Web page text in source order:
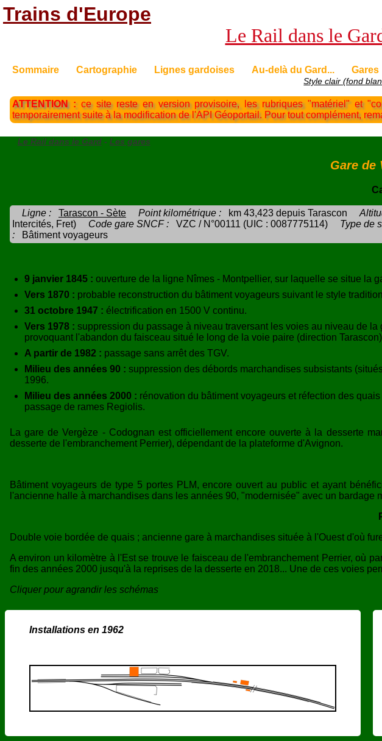
Trains d'Europe
Le Rail dans le
Sommaire Cartographie Lignes gardoises Au-delà du Gard... Gares
Style clair (fond
ATTENTION :ce site reste en version provisoire, les rubriques "matériel" et
temporairement suite à la modification de l'API Géoportail. Pour tout complément,
Le Rail dans le Gard- Les gares
Gare de
Ligne : Tarascon - Sète Point kilométrique : km 43,423 depuis Tarascon
Intercités, Fret)
Code gare SNCF : VZC / N°00111 (UIC : 0087775114) Type de
:
Bâtiment voyageurs
9 janvier 1845 : ouverture de la ligne Nîmes - Montpellier, sur laquelle se situe la
Vers 1870 : probable reconstruction du bâtiment voyageurs suivant le style
31 octobre 1947 : électrification en 1500 V continu.
Vers 1978 : suppression du passage à niveau traversant les voies au niveau de
provoquant l'abandon du faisceau situé le long de la voie paire (direction
A partir de 1982 : passage sans arrêt des TGV.
Milieu des années 90 : suppression des débords marchandises subsistants
1996.
Milieu des années 2000 : rénovation du bâtiment voyageurs et réfection des
passage de rames Regiolis.
La gare de Vergèze - Codognan est officiellement encore ouverte à la desserte
desserte de l'embranchement Perrier), dépendant de la plateforme d'Avignon.
Bâtiment voyageurs de type 5 portes PLM, encore ouvert au public et ayant
l'ancienne halle à marchandises dans les années 90, "modernisée" avec un bardage
Double voie bordée de quais ; ancienne gare à marchandises située à l'Ouest d'où
A environ un kilomètre à l'Est se trouve le faisceau de l'embranchement Perrier, où
fin des années 2000 jusqu'à la reprises de la desserte en 2018... Une de ces voies
Cliquer pour agrandir les schémas
Installations en 1962